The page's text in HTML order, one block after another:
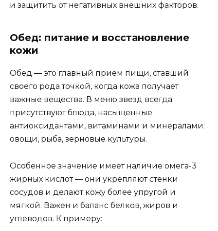
и защитить от негативных внешних факторов.
Обед: питание и восстановление
кожи
Обед — это главный приём пищи, ставший
своего рода точкой, когда кожа получает
важные вещества. В меню звезд всегда
присутствуют блюда, насыщенные
антиоксидантами, витаминами и минералами:
овощи, рыба, зерновые культуры.
Особенное значение имеет наличие омега-3
жирных кислот — они укрепляют стенки
сосудов и делают кожу более упругой и
мягкой. Важен и баланс белков, жиров и
углеводов. К примеру: